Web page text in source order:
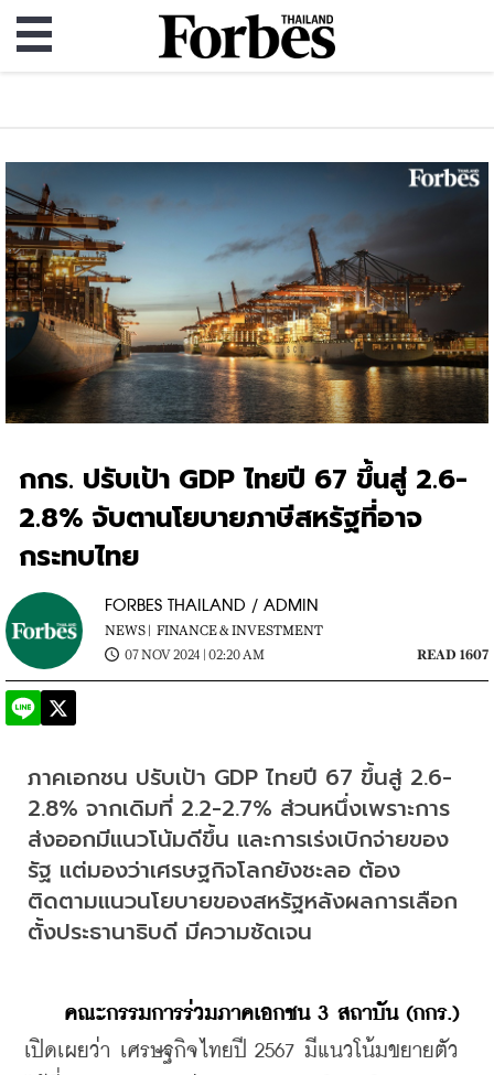
กกร. ปรับเป้า GDP ไทยปี 67 ขึ้นสู่ 2.6-
2.8% จับตานโยบายภาษีสหรัฐที่อาจ
กระทบไทย
FORBES THAILAND / ADMIN
NEWS | FINANCE & INVESTMENT
07 NOV 2024 | 02:20 AM
READ 1607
ภาคเอกชน ปรับเป้า GDP ไทยปี 67 ขึ้นสู่ 2.6-
2.8% จากเดิมที่ 2.2-2.7% ส่วนหนึ่งเพราะการ
ส่งออกมีแนวโน้มดีขึ้น และการเร่งเบิกจ่ายของ
รัฐ แต่มองว่าเศรษฐกิจโลกยังชะลอ ต้อง
ติดตามแนวนโยบายของสหรัฐหลังผลการเลือก
ตั้งประธานาธิบดี มีความชัดเจน
คณะกรรมการร่วมภาคเอกชน 3 สถาบัน (กกร.)
เปิดเผยว่า เศรษฐกิจไทยปี 2567 มีแนวโน้มขยายตัว